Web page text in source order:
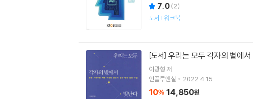
7.0 (2)
도서+워크북
[도서] 우리는 모두 각자의 별에서
이광형 저
인플루엔셜
2022.4.15.
10% 14,850원